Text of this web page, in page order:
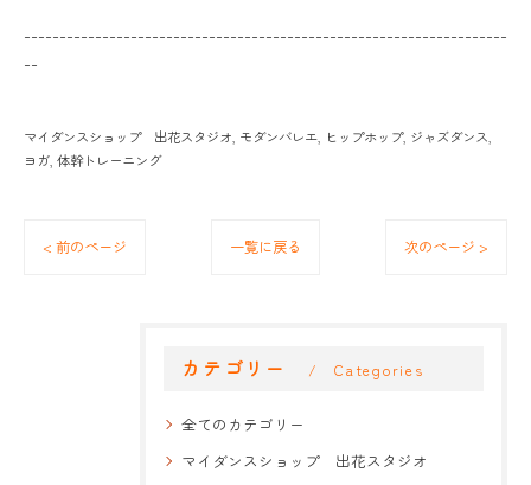
--------------------------------------------------------------------
--
マイダンスショップ 出花スタジオ モダンバレエ ヒップホップ ジャズダンス
ヨガ 体幹トレーニング
< 前のページ 一覧に戻る 次のページ >
カテゴリー Categories
全てのカテゴリー
マイダンスショップ 出花スタジオ